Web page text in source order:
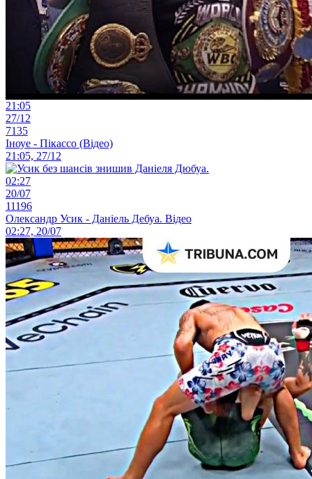
21:05
27/12
7135
Іноуе - Пікассо (Відео)
21:05, 27/12
02:27
20/07
11196
Олександр Усик - Даніель Дебуа. Відео
02:27, 20/07